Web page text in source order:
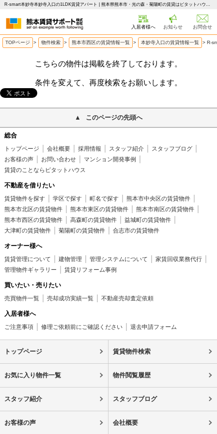
R-smart本妙寺本妙寺入口の1LDK賃貸アパート | 熊本県熊本市・光の森・菊陽町の賃貸はピタットハウス 熊本賃貸サポート
入居者様へ お知らせ お問合せ
TOPページ > 物件検索 > 熊本市西区の賃貸情報一覧 > 本妙寺入口の賃貸情報一覧 > R-
こちらの物件は掲載を終了しております。
条件を変えて、再度検索をお願いします。
このページの先頭へ
総合
トップページ 会社概要 採用情報 スタッフ紹介
スタッフブログ
お客様の声
お問い合わせ
マンション開発事例
賃貸のことならピタットハウス
不動産を借りたい
賃貸物件を探す 学区で探す 町名で探す
熊本市中央区の賃貸物件
熊本市北区の賃貸物件
熊本市東区の賃貸物件
熊本市南区の賃貸物件
熊本市西区の賃貸物件
高森町の賃貸物件
益城町の賃貸物件
大津町の賃貸物件
菊陽町の賃貸物件 合志市の賃貸物件
オーナー様へ
賃貸管理について 建物管理 管理システムについて
家賃回収業務代行
管理物件ギャラリー
賃貸リフォーム事例
買いたい・売りたい
売買物件一覧 売却成功実績一覧 不動産売却査定依頼
入居者様へ
ご注意事項 修理ご依頼前にご確認ください 退去申請フォーム
トップページ 賃貸物件検索
お気に入り物件一覧 物件閲覧履歴
スタッフ紹介 スタッフブログ
お客様の声 会社概要